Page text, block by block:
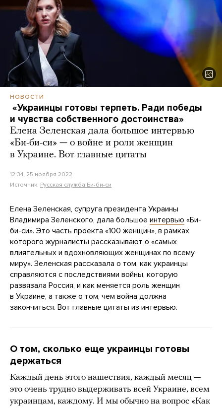
НОВОСТИ
«Украинцы готовы терпеть. Ради победы
и чувства собственного достоинства»
Елена Зеленская дала большое интервью
«Би-би-си» — о войне и роли женщин
в Украине. Вот главные цитаты
12:34, 25 ноября 2022
Источник: Русская служба Би-би-си
Елена Зеленская, супруга президента Украины
Владимира Зеленского, дала большое интервью «Би-
би-си». Это часть проекта «100 женщин», в рамках
которого журналисты рассказывают о «самых
влиятельных и вдохновляющих женщинах по всему
миру». Зеленская рассказала о том, как украинцы
справляются с последствиями войны, которую
развязала Россия, и как меняется роль женщин
в Украине, а также о том, чем война должна
закончиться. Вот главные цитаты из интервью.
О том, сколько еще украинцы готовы
держаться
Каждый день этого нашествия, каждый месяц —
это очень трудно выдерживать всей Украине, всем
украинцам, каждому. И мы обычно на вопрос «Как